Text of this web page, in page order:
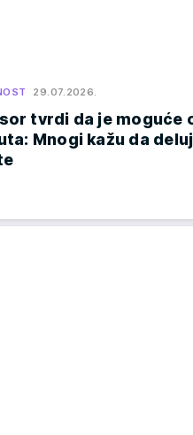
29.07.2026.
tvrdi da je moguće
Mnogi kažu da